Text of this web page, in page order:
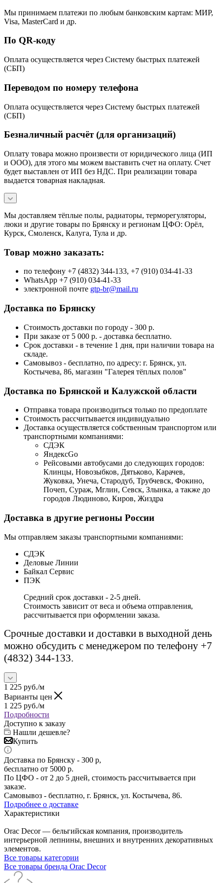
Мы принимаем платежи по любым банковским картам: МИР,
Visa, MasterCard и др.
По QR-коду
Оплата осуществляется через Систему быстрых платежей
(СБП)
Переводом по номеру телефона
Оплата осуществляется через Систему быстрых платежей
(СБП)
Безналичный расчёт (для организаций)
Оплату товара можно произвести от юридического лица (ИП
и ООО), для этого мы можем выставить счет на оплату. Счет
будет выставлен от ИП без НДС. При реализации товара
выдается товарная накладная.
Мы доставляем тёплые полы, радиаторы, терморегуляторы,
люки и другие товары по Брянску и регионам ЦФО: Орёл,
Курск, Смоленск, Калуга, Тула и др.
Товар можно заказать:
по телефону +7 (4832) 344-133, +7 (910) 034-41-33
WhatsApp +7 (910) 034-41-33
электронной почте gtp-br@mail.ru
Доставка по Брянску
Стоимость доставки по городу - 300 р.
При заказе от 5 000 р. - доставка бесплатно.
Срок доставки - в течение 1 дня, при наличии товара на
складе.
Самовывоз - бесплатно, по адресу: г. Брянск, ул.
Костычева, 86, магазин "Галерея тёплых полов"
Доставка по Брянской и Калужской области
Отправка товара производиться только по предоплате
Стоимость рассчитывается индивидуально
Доставка осуществляется собственным транспортом или
транспортными компаниями:
СДЭК
ЯндексGo
Рейсовыми автобусами до следующих городов:
Клинцы, Новозыбков, Дятьково, Карачев,
Жуковка, Унеча, Стародуб, Трубчевск, Фокино,
Почеп, Сураж, Мглин, Севск, Злынка, а также до
городов Людиново, Киров, Жиздра
Доставка в другие регионы России
Мы отправляем заказы транспортными компаниями:
СДЭК
Деловые Линии
Байкал Сервис
ПЭК
Средний срок доставки - 2-5 дней.
Стоимость зависит от веса и объема отправления,
рассчитывается при оформлении заказа.
Срочные доставки и доставки в выходной день
можно обсудить с менеджером по телефону +7
(4832) 344-133.
1 225 руб./м
Варианты цен
1 225 руб./м
Подробности
Доступно к заказу
Нашли дешевле?
Купить
Доставка по Брянску - 300 р,
бесплатно от 5000 р.
По ЦФО - от 2 до 5 дней, стоимость рассчитывается при
заказе.
Самовывоз - бесплатно, г. Брянск, ул. Костычева, 86.
Подробнее о доставке
Характеристики
Orac Decor — бельгийская компания, производитель
интерьерной лепнины, внешних и внутренних декоративных
элементов.
Все товары категории
Все товары бренда Orac Decor